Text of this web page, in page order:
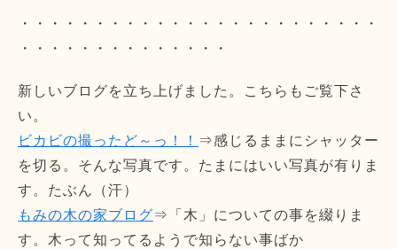
・・・・・・・・・・・・・・・・・・・・・・・・
・・・・・・・・・・・・・・
新しいブログを立ち上げました。こちらもご覧下さ
い。
ビカビの撮ったど～っ！！ ⇒感じるままにシャッター
を切る。そんな写真です。たまにはいい写真が有りま
す。たぶん（汗）
もみの木の家ブログ⇒「木」についての事を綴りま
す。木って知ってるようで知らない事ばか